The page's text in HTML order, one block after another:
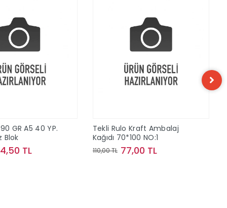
GR A5 40 YP.
Blok
TL
Tekli Rulo Kraft Ambalaj
Kağıdı 70*100 NO:1
110,00 TL 77,00 TL